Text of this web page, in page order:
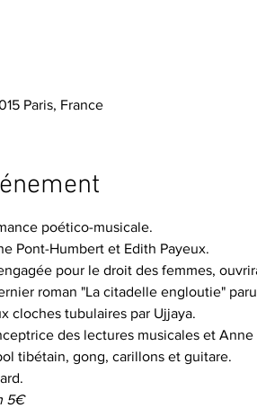
Paris, France
poético-musicale.
Pont-Humbert et Edith Payeux.
pour le droit des femmes,
roman "La citadelle engloutie"
cloches tubulaires par Ujjaya.
des lectures musicales et
tibétain, gong, carillons et guitare.
5€